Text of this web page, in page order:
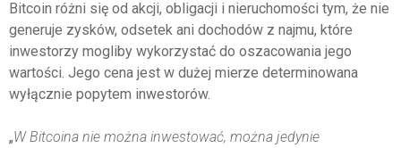
Bitcoin różni się od akcji, obligacji i nieruchomości tym, że nie
generuje zysków, odsetek ani dochodów z najmu, które
inwestorzy mogliby wykorzystać do oszacowania jego
wartości. Jego cena jest w dużej mierze determinowana
wyłącznie popytem inwestorów.
„W Bitcoina nie można inwestować, można jedynie